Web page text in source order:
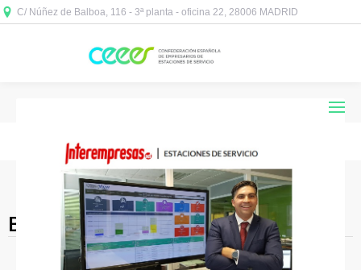
C/ Núñez de Balboa, 116 - 3ª planta - oficina 22, 28006 MADRID
Blog Archives